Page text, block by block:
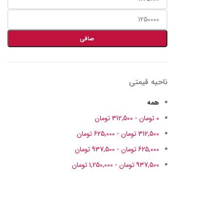
صافی
ناحیه قیمتی
همه
0 تومان -
312,500 تومان
312,500 تومان -
625,000 تومان
625,000 تومان -
937,500 تومان
937,500 تومان -
1,250,000 تومان